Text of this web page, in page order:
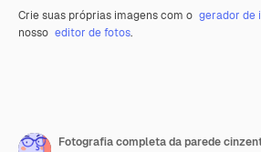
Crie suas próprias imagens com o gerador de
nosso editor de fotos.
Fotografia completa da parede